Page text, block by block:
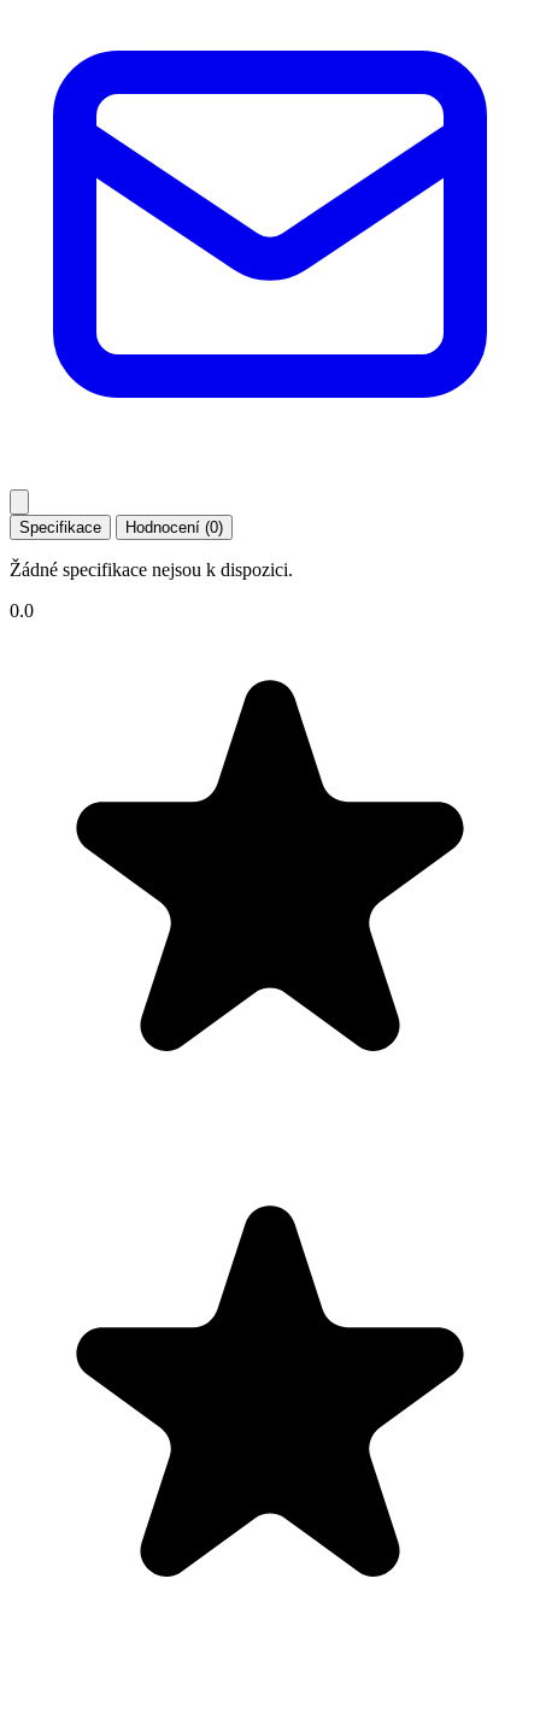
Specifikace Hodnocení (0)
Žádné specifikace nejsou k dispozici.
0.0